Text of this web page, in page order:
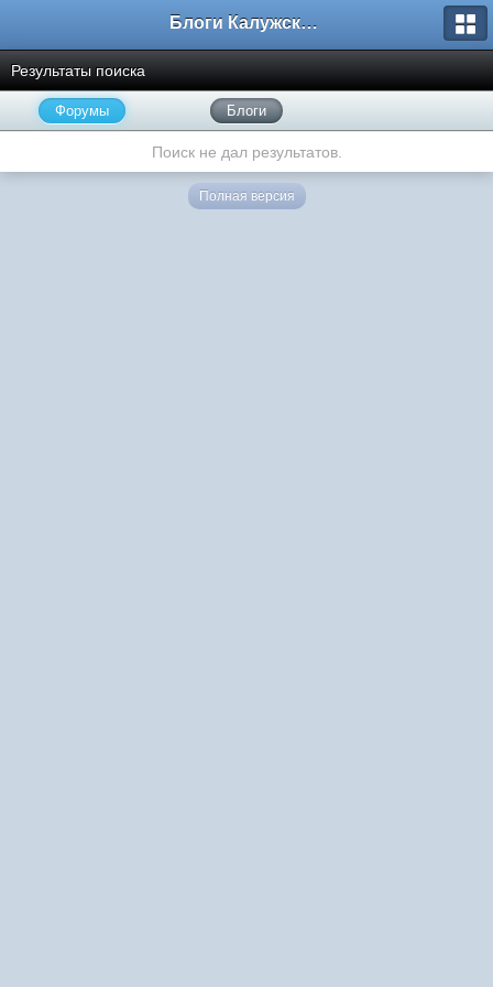
Блоги Калужского перекрестка
Результаты поиска
Форумы Блоги
Поиск не дал результатов.
Полная версия